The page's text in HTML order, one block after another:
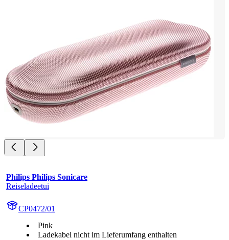
Philips Philips Sonicare
Reiseladeetui
CP0472/01
Pink
Ladekabel nicht im Lieferumfang enthalten